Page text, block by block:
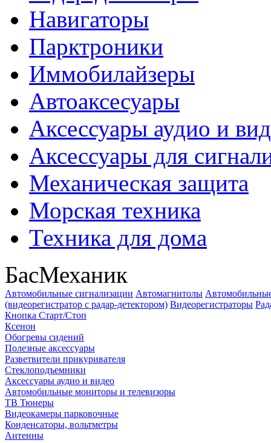
Навигаторы
Парктроники
Иммобилайзеры
Автоаксесуары
Аксессуары аудио и
Аксессуары для
Механическая защита
Морская техника
Техника для дома
БасМеханик
Автомобильные сигнализации Автомагнитолы
(видеорегистратор с радар-детектором) Видеорегистраторы
Кнопка Старт/Стоп
Ксенон
Обогревы сидений
Полезные аксессуары
Разветвители прикуривателя
Стеклоподъемники
Аксессуары аудио и видео
Автомобильные мониторы и телевизоры
ТВ Тюнеры
Видеокамеры парковочные
Конденсаторы, вольтметры
Антенны